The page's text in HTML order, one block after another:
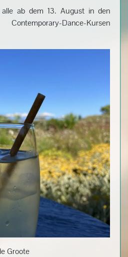
ab dem 13. August in den
Dance-Kursen
Groote